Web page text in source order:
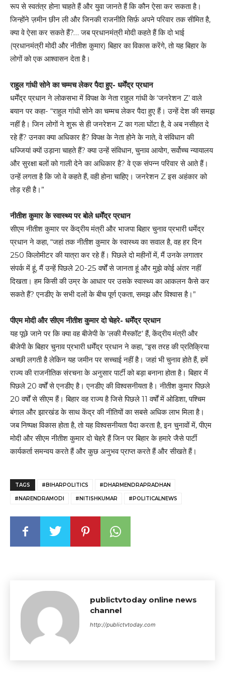
रूप से स्वतंत्र होना चाहते हैं और युवा जानते हैं कि कौन ऐसा कर सकता है।
जिन्होंने ज़मीन छीन ली और जिनकी राजनीति सिर्फ़ अपने परिवार तक सीमित है,
क्या वे ऐसा कर सकते हैं?… जब प्रधानमंत्री मोदी कहते हैं कि दो भाई
(प्रधानमंत्री मोदी और नीतीश कुमार) बिहार का विकास करेंगे, तो यह बिहार के
लोगों को एक आश्वासन देता है।
राहुल गांधी सोने का चम्मच लेकर पैदा हुए- धर्मेंद्र प्रधान
धर्मेंद्र प्रधान ने लोकसभा में विपक्ष के नेता राहुल गांधी के ‘जनरेशन Z’ वाले
बयान पर कहा- “राहुल गांधी सोने का चम्मच लेकर पैदा हुए हैं। उन्हें देश की समझ
नहीं है। जिन लोगों ने शुरू से ही जनरेशन Z का गला घोंटा है, वे अब नसीहत दे
रहे हैं? उनका क्या अधिकार है? विपक्ष के नेता होने के नाते, वे संविधान की
धज्जियां क्यों उड़ाना चाहते हैं? क्या उन्हें संविधान, चुनाव आयोग, सर्वोच्च न्यायालय
और सुरक्षा बलों को गाली देने का अधिकार है? वे एक संपन्न परिवार से आते हैं।
उन्हें लगता है कि जो वे कहते हैं, वही होना चाहिए। जनरेशन Z इस अहंकार को
तोड़ रही है।”
नीतीश कुमार के स्वास्थ्य पर बोले धर्मेंद्र प्रधान
सीएम नीतीश कुमार पर केंद्रीय मंत्री और भाजपा बिहार चुनाव प्रभारी धर्मेद्र
प्रधान ने कहा, “जहां तक नीतीश कुमार के स्वास्थ्य का सवाल है, वह हर दिन
250 किलोमीटर की यात्रा कर रहे हैं। पिछले दो महीनों में, मैं उनके लगातार
संपर्क में हूं, मैं उन्हें पिछले 20-25 वर्षों से जानता हूं और मुझे कोई अंतर नहीं
दिखता। हम किसी की उम्र के आधार पर उसके स्वास्थ्य का आकलन कैसे कर
सकते हैं? एनडीए के सभी दलों के बीच पूर्ण एकता, समझ और विश्वास है।”
पीएम मोदी और सीएम नीतीश कुमार दो चेहरे- धर्मेंद्र प्रधान
यह पूछे जाने पर कि क्या वह बीजेपी के ‘लकी मैस्कॉट’ हैं, केंद्रीय मंत्री और
बीजेपी के बिहार चुनाव प्रभारी धर्मेंद्र प्रधान ने कहा, “इस तरह की प्रतिक्रिया
अच्छी लगती है लेकिन यह जमीन पर सच्चाई नहीं है। जहां भी चुनाव होते हैं, हमें
राज्य की राजनीतिक संरचना के अनुसार पार्टी को बड़ा बनाना होता है। बिहार में
पिछले 20 वर्षों से एनडीए है। एनडीए की विश्वसनीयता है। नीतीश कुमार पिछले
20 वर्षों से सीएम हैं। बिहार वह राज्य है जिसे पिछले 11 वर्षों में ओडिशा, पश्चिम
बंगाल और झारखंड के साथ केंद्र की नीतियों का सबसे अधिक लाभ मिला है।
जब निष्पक्ष विकास होता है, तो यह विश्वसनीयता पैदा करता है, इन चुनावों में, पीएम
मोदी और सीएम नीतीश कुमार दो चेहरे हैं जिन पर बिहार के हमारे जैसे पार्टी
कार्यकर्ता समन्वय करते हैं और कुछ अनुभव प्राप्त करते हैं और सीखते हैं।
TAGS #BIHARPOLITICS #DHARMENDRAPRADHAN
#NARENDRAMODI #NITISHKUMAR #POLITICALNEWS
publictvtoday online news
channel
http://publictvtoday.com